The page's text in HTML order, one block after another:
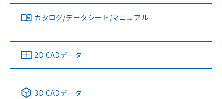
ダウンロードデータをご利用いただく前に、以下を必ずお読
みください。
ソフトウェアの使用条件
対応済み
中国 RoHS 注意事項・凡例
LR型式承認
（イギリス
船舶規格）
DNV型式承認
（ノルウェー
BV型式承認
（フランス
KR型式
（韓国
Yes No No No
カタログ/データシート/マニュアル
2D CADデータ
3D CADデータ